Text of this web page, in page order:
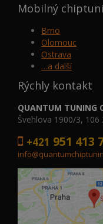
Mobilný
Brno
Olomouc
Ostrava
…a další
Rýchly kontakt
QUANTUM TUNING
Švehlova 1900/3, 106
+421 951 413